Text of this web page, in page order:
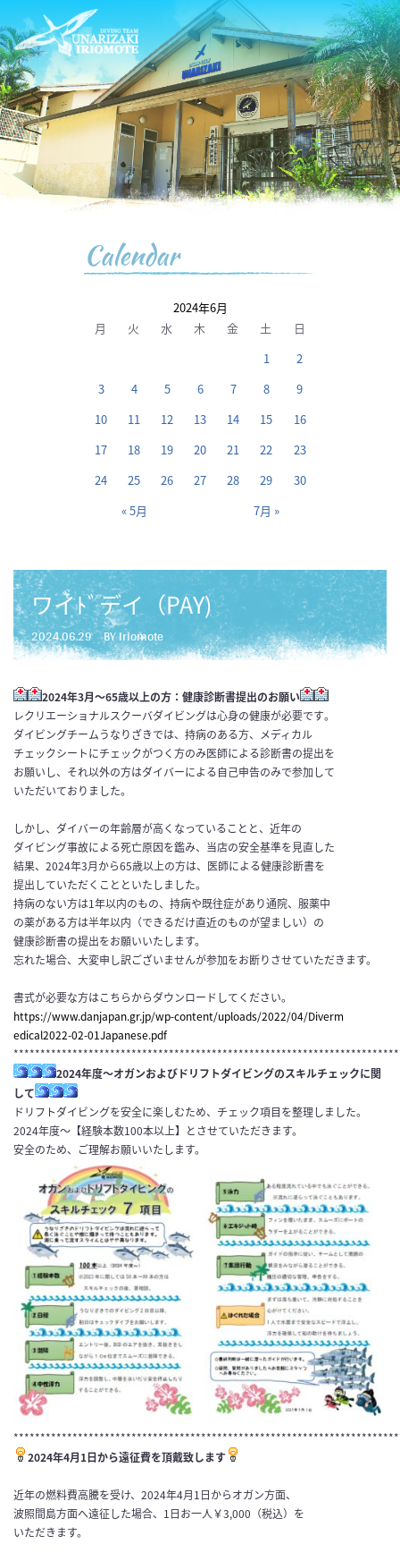
Calendar
2024年6月
月
火 水 木 金 土 日
« 5月 7月 »
1
2
3
4 5 6 7 8
9
10
11 12 13 14 15
16
17
18 19 20 21 22
23
24
25 26 27 28 29 30
ワイﾄﾞデイ（PAY)
2024.06.29 BY iriomote
2024年3月～65歳以上の方：健康診断書提出のお願い
レクリエーショナルスクーバダイビングは心身の健康が必要です。
ダイビングチームうなりざきでは、持病のある方、メディカル
チェックシートにチェックがつく方のみ医師による診断書の提出を
お願いし、それ以外の方はダイバーによる自己申告のみで参加して
いただいておりました。
しかし、 ダイバーの年齢層が高くなっていることと、近年の
ダイビング事故による死亡原因を鑑み、当店の安全基準を見直した
結果、2024年3月から65歳以上の方は、医師による健康診断書を
提出していただくことといたしました。
持病のない方は1年以内のもの、持病や既往症があり通院、服薬中
の薬がある方は半年以内（できるだけ直近のものが望ましい）の
健康診断書の提出をお願いいたします。
忘れた場合、大変申し訳ございませんが参加をお断りさせていただきます。
書式が必要な方はこちらからダウンロードしてください。
https://www.danjapan.gr.jp/wp-content/uploads/2022/04/Diverm
edical2022-02-01Japanese.pdf
2024年度～オガンおよびドリフトダイビングのスキルチェックに関
して
ドリフトダイビングを安全に楽しむため、チェック項目を整理しました。
2024年度～【経験本数100本以上】とさせていただきます。
安全のため、ご理解お願いいたします。
2024年4月1日から遠征費を頂戴致します
近年の燃料費高騰を受け、2024年4月1日からオガン方面、
波照間島方面へ遠征した場合、1日お一人￥3,000（税込）を
いただきます。